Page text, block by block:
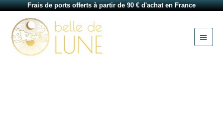
Frais de ports offerts à partir de 90 € d'achat en France
Aller
contenu